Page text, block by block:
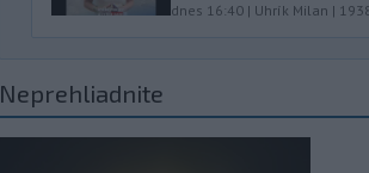
dnes 16:40 | Uhrík Milan |
Neprehliadnite